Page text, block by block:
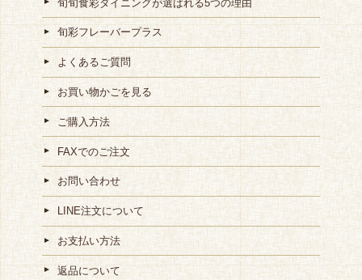
旬旬食彩ダイニングが選ばれる5つの理由
旬彩フレーバープラス
よくあるご質問
お買い物かごを見る
ご購入方法
FAXでのご注文
お問い合わせ
LINE注文について
お支払い方法
返品について